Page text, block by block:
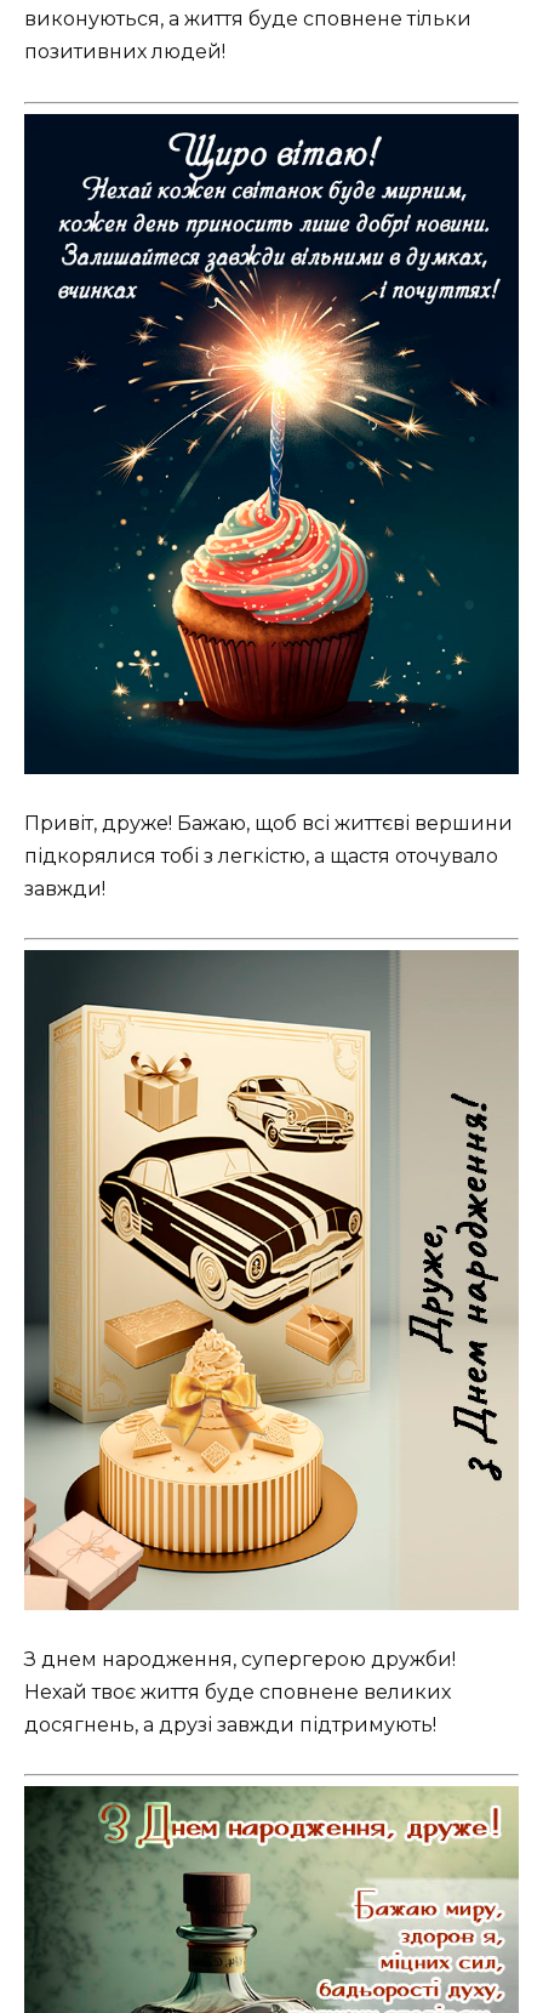
виконуються, а життя буде сповнене тільки
позитивних людей!
Привіт, друже! Бажаю, щоб всі життєві вершини
підкорялися тобі з легкістю, а щастя оточувало
завжди!
З днем народження, супергерою дружби!
Нехай твоє життя буде сповнене великих
досягнень, а друзі завжди підтримують!